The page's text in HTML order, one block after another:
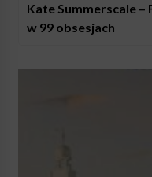
Kate Summerscale –
w 99 obsesjach